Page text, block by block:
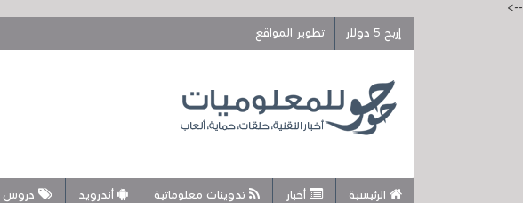
-->
إربح 5 دولار
تطوير المواقع
الرئيسية أخبار تدوينات معلوماتية أندرويد دروس